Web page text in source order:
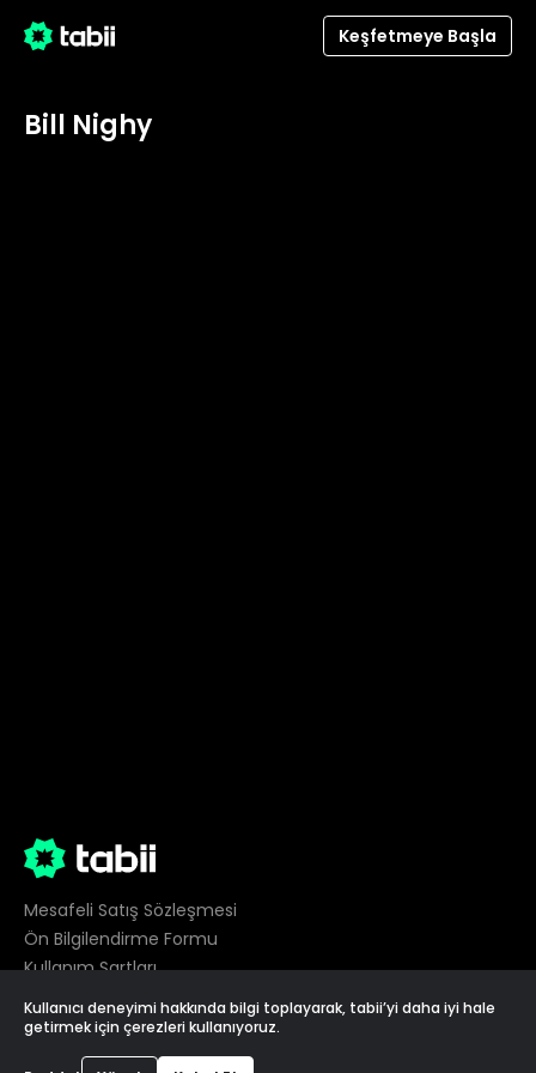
Keşfetmeye Başla
Bill Nighy
Mesafeli Satış Sözleşmesi
Ön Bilgilendirme Formu
Kullanım Şartları
Gizlilik
Çerez Tercihleri
Kullanıcı deneyimi hakkında bilgi toplayarak, tabii’yi daha iyi hale
getirmek için çerezleri kullanıyoruz.